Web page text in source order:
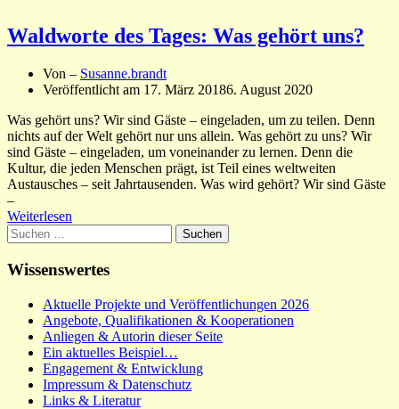
Waldworte des Tages: Was gehört uns?
Von – Susanne.brandt
Veröffentlicht am 17. März 20186. August 2020
Was gehört uns? Wir sind Gäste – eingeladen, um zu teilen. Denn
nichts auf der Welt gehört nur uns allein. Was gehört zu uns? Wir
sind Gäste – eingeladen, um voneinander zu lernen. Denn die
Kultur, die jeden Menschen prägt, ist Teil eines weltweiten
Austausches – seit Jahrtausenden. Was wird gehört? Wir sind Gäste
–
Weiterlesen
Suchen
nach:
Wissenswertes
Aktuelle Projekte und Veröffentlichungen 2026
Angebote, Qualifikationen & Kooperationen
Anliegen & Autorin dieser Seite
Ein aktuelles Beispiel…
Engagement & Entwicklung
Impressum & Datenschutz
Links & Literatur